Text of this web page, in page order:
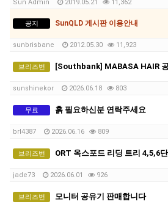
Sun Admin 2019.05.21 11,362
공지 SunQLD 게시판 이용안내
sunbrisbane 2012.05.30 11,923
브리즈번 [Southbank] MABASA HAIR 공간 쉐어 / 서브리스
sunshinekor 2026.06.18 803
무료 흙 필요하신분 연락주세요
brl4387 2026.06.16 809
브리즈번 ORT 옥스포드 리딩 트리 4,5,6단
jade73 2026.06.01 926
브리즈번 모니터 공유기 판매합니다